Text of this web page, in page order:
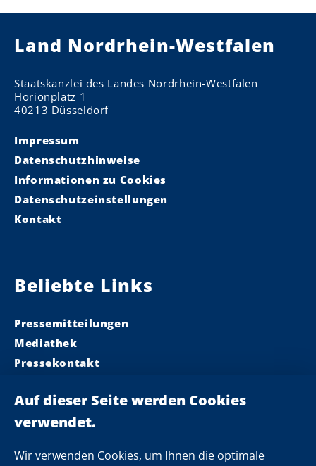
Wir verwenden Cookies, um Ihnen die optimale
Land Nordrhein-Westfalen
Staatskanzlei des Landes Nordrhein-Westfalen
Horionplatz 1
40213 Düsseldorf
Impressum
Datenschutzhinweise
Informationen zu Cookies
Datenschutzeinstellungen
Kontakt
Beliebte Links
Pressemitteilungen
Mediathek
Pressekontakt
Landeskabinett
Einsamkeit